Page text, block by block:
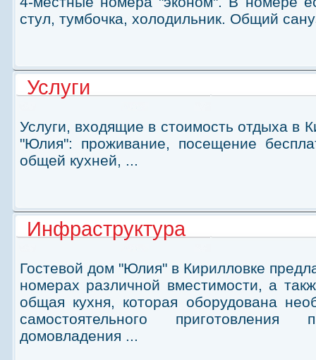
стул, тумбочка, холодильник. Общий
Услуги
Услуги, входящие в стоимость отдыха в
"Юлия": проживание, посещение
общей кухней, ...
Инфраструктура
Гостевой дом "Юлия" в Кирилловке
номерах различной вместимости, а
общая кухня, которая оборудована
самостоятельного
домовладения ...